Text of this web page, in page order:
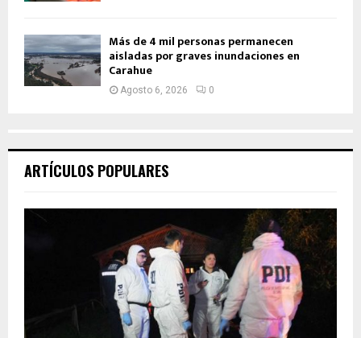
Más de 4 mil personas permanecen
aisladas por graves inundaciones en
Carahue
Agosto 6, 2026 0
ARTÍCULOS POPULARES